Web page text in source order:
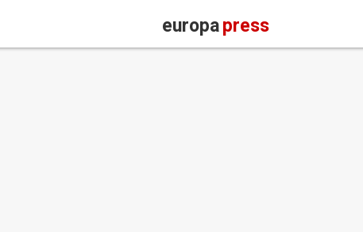
europapress